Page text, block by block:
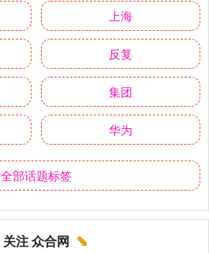
上海
反复
集团
华为
全部话题标签
关注 众合网